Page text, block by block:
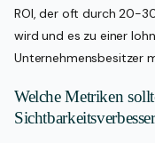
ROI, der oft durch 20-
wird und es zu einer
Unternehmensbesitzer
Welche Metriken